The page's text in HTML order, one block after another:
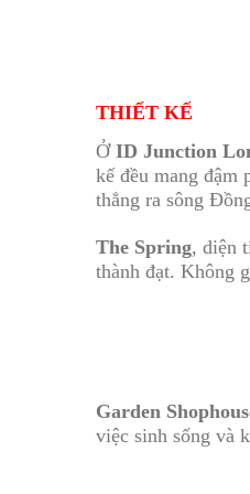
THIẾT KẾ
Ở ID Junction
kế đều mang đậm
thẳng ra sông
The Spring, diện
thành đạt. Không
Garden
việc sinh sống và